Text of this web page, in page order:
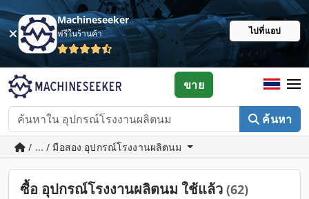
Machineseeker
ฟรีในร้านค้า ไปที่แอป
ค้นหา
ขาย
/ ... / มือสอง อุปกรณ์โรงงานผลิตนม
ซื้อ อุปกรณ์โรงงานผลิตนม ใช้แล้ว (62)